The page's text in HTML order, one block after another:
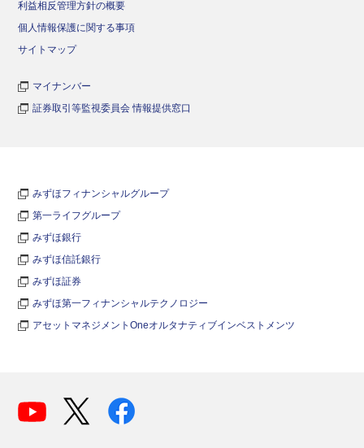
利益相反管理方針の概要
個人情報保護に関する事項
サイトマップ
マイナンバー
証券取引等監視委員会 情報提供窓口
みずほフィナンシャルグループ
第一ライフグループ
みずほ銀行
みずほ信託銀行
みずほ証券
みずほ第一フィナンシャルテクノロジー
アセットマネジメントOneオルタナティブインベストメンツ